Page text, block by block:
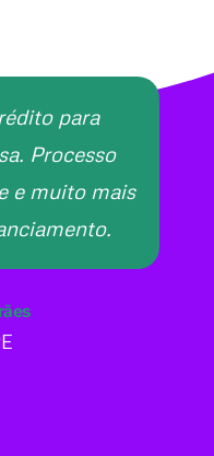
para
Processo
e muito mais